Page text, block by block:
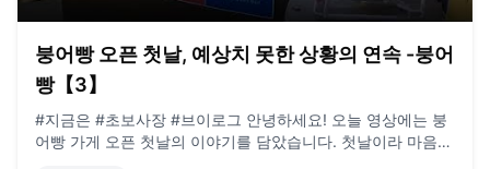
붕어빵 오픈 첫날, 예상치 못한 상황의 연속 -붕어
빵【3】
#지금은 #초보사장 #브이로그 안녕하세요! 오늘 영상에는 붕
어빵 가게 오픈 첫날의 이야기를 담았습니다. 첫날이라 마음이